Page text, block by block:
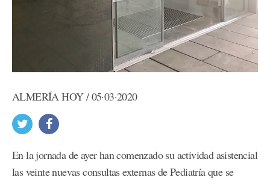
ALMERÍA HOY / 05·03·2020
En la jornada de ayer han comenzado su actividad asistencial
las veinte nuevas consultas externas de Pediatría que se